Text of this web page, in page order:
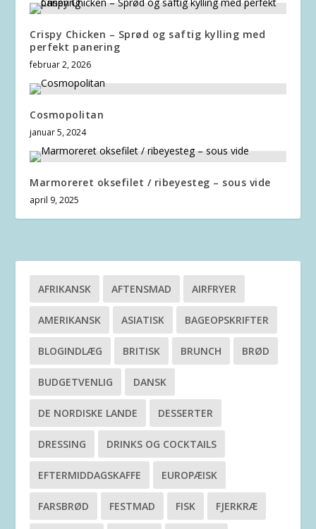
Crispy Chicken – Sprød og saftig kylling med
perfekt panering
februar 2, 2026
Cosmopolitan
januar 5, 2024
Marmoreret oksefilet / ribeyesteg – sous vide
april 9, 2025
AFRIKANSK AFTENSMAD AIRFRYER
AMERIKANSK ASIATISK BAGEOPSKRIFTER
BLOGINDLÆG BRITISK BRUNCH BRØD
BUDGETVENLIG DANSK
DE NORDISKE LANDE DESSERTER
DRESSING DRINKS OG COCKTAILS
EFTERMIDDAGSKAFFE EUROPÆISK
FARSBRØD FESTMAD FISK FJERKRÆ